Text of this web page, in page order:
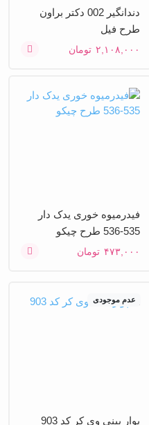
دندانگیر 002 دکتر براون
طرح فیل
۲,۱۰۸,۰۰۰ تومان
فیدرمیوه خوری یدک دار
535-536 طرح چیکو
۴۷۳,۰۰۰ تومان
عدم موجودی
پوار بینی وی کر کد 903